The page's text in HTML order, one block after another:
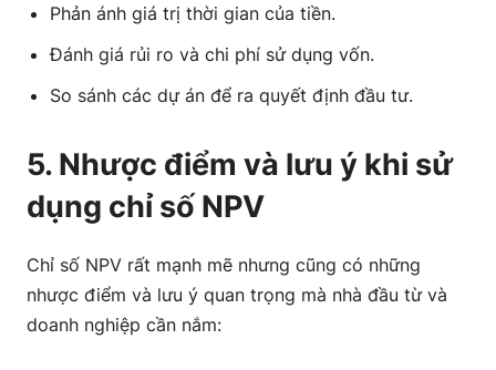
Phản ánh giá trị thời gian của tiền.
Đánh giá rủi ro và chi phí sử dụng vốn.
So sánh các dự án để ra quyết định đầu tư.
5. Nhược điểm và lưu ý khi sử
dụng chỉ số NPV
Chỉ số NPV rất mạnh mẽ nhưng cũng có những
nhược điểm và lưu ý quan trọng mà nhà đầu từ và
doanh nghiệp cần nắm: